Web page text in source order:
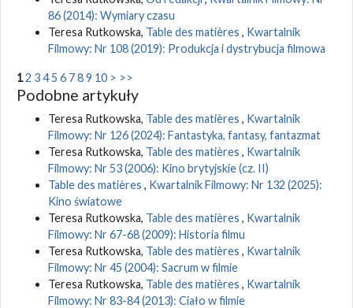
86 (2014): Wymiary czasu
Teresa Rutkowska, Table des matières , Kwartalnik
Filmowy: Nr 108 (2019): Produkcja i dystrybucja filmowa
12 345 6 789 10 > >>
Podobne artykuły
Teresa Rutkowska, Table des matières , Kwartalnik
Filmowy: Nr 126 (2024): Fantastyka, fantasy, fantazmat
Teresa Rutkowska, Table des matières , Kwartalnik
Filmowy: Nr 53 (2006): Kino brytyjskie (cz. II)
Table des matières , Kwartalnik Filmowy: Nr 132 (2025):
Kino światowe
Teresa Rutkowska, Table des matières , Kwartalnik
Filmowy: Nr 67-68 (2009): Historia filmu
Teresa Rutkowska, Table des matières , Kwartalnik
Filmowy: Nr 45 (2004): Sacrum w filmie
Teresa Rutkowska, Table des matières , Kwartalnik
Filmowy: Nr 83-84 (2013): Ciało w filmie